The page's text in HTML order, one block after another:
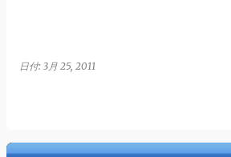
日付: 3月 25, 2011